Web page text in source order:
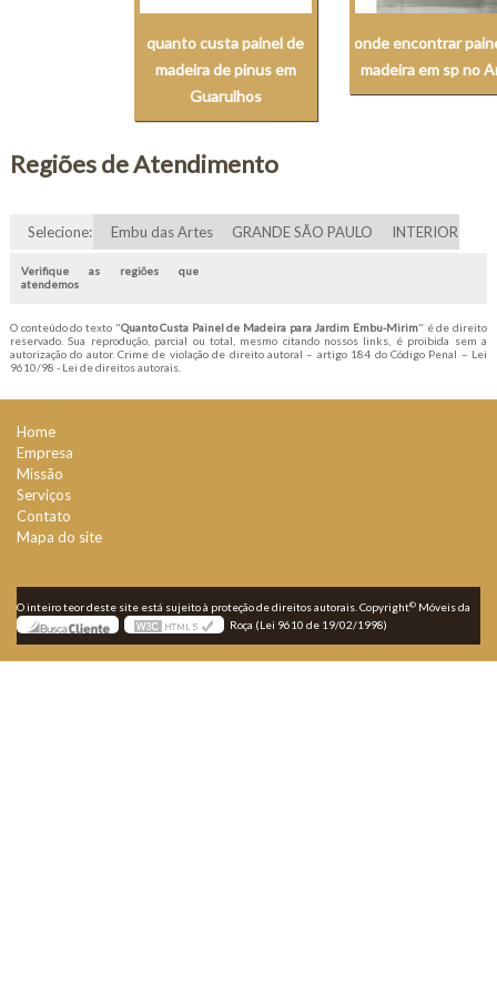
quanto custa painel de
madeira de pinus em
Guarulhos
onde encontrar
madeira em sp no
Regiões de Atendimento
Selecione: Embu das Artes GRANDE SÃO PAULO INTERIOR
Verifique as regiões que
atendemos
O conteúdo do texto "Quanto Custa Painel de Madeira para Jardim Embu-Mirim" é de direito
reservado. Sua reprodução, parcial ou total, mesmo citando nossos links, é proibida sem a
autorização do autor. Crime de violação de direito autoral – artigo 184 do Código Penal – Lei
9610/98 - Lei de direitos autorais.
Home
Empresa
Missão
Serviços
Contato
Mapa do site
O inteiro teor deste site está sujeito à proteção de direitos autorais. Copyright© Móveis da
Roça (Lei 9610 de 19/02/1998)